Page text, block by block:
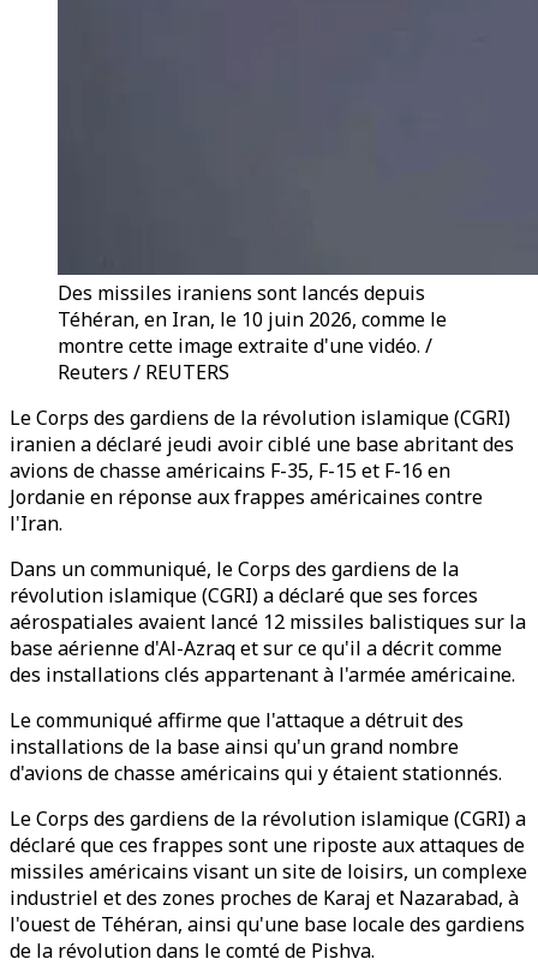
Des missiles iraniens sont lancés depuis
Téhéran, en Iran, le 10 juin 2026, comme le
montre cette image extraite d'une vidéo. /
Reuters / REUTERS
Le Corps des gardiens de la révolution islamique (CGRI)
iranien a déclaré jeudi avoir ciblé une base abritant des
avions de chasse américains F-35, F-15 et F-16 en
Jordanie en réponse aux frappes américaines contre
l'Iran.
Dans un communiqué, le Corps des gardiens de la
révolution islamique (CGRI) a déclaré que ses forces
aérospatiales avaient lancé 12 missiles balistiques sur la
base aérienne d'Al-Azraq et sur ce qu'il a décrit comme
des installations clés appartenant à l'armée américaine.
Le communiqué affirme que l'attaque a détruit des
installations de la base ainsi qu'un grand nombre
d'avions de chasse américains qui y étaient stationnés.
Le Corps des gardiens de la révolution islamique (CGRI) a
déclaré que ces frappes sont une riposte aux attaques de
missiles américains visant un site de loisirs, un complexe
industriel et des zones proches de Karaj et Nazarabad, à
l'ouest de Téhéran, ainsi qu'une base locale des gardiens
de la révolution dans le comté de Pishva.